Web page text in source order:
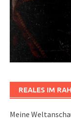
REALES IM
Meine